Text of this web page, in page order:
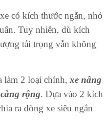
có kích thước ngắn, nhỏ
Tuy nhiên, dù kích
tải trọng vẫn không
làm 2 loại chính, xe nâng
rộng. Dựa vào 2 kích
ra dòng xe siêu ngắn